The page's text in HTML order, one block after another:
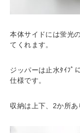
本体サイドには蛍光
てくれます。
ジッパーは止水ﾀｲﾌﾟ
仕様です。
収納は上下、2か所あ